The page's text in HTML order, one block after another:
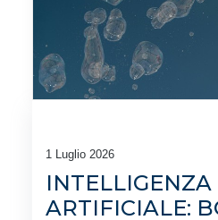
1 Luglio 2026
INTELLIGENZA
ARTIFICIALE: